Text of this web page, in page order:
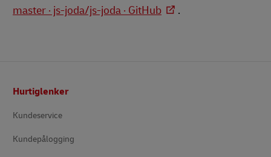
master · js-joda/js-joda · GitHub
.
Hurtiglenker
Kundeservice
Kundepålogging